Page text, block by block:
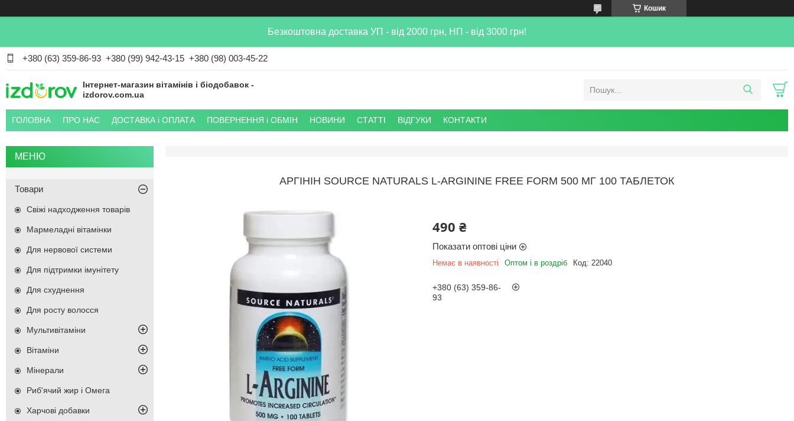
Кошик
Безкоштовна доставка УП - від 2000 грн, НП - від 3000 грн!
+380 (63) 359-86-93 +380 (99) 942-43-15 +380 (98) 003-45-22
Інтернет-магазин вітамінів і біодобавок -
izdorov.com.ua
ГОЛОВНА ПРО НАС ДОСТАВКА і ОПЛАТА ПОВЕРНЕННЯ і ОБМІН НОВИНИ СТАТТІ ВІДГУКИ КОНТАКТИ
АРГІНІН SOURCE NATURALS L-ARGININE FREE FORM 500 МГ 100 ТАБЛЕТОК
490 ₴
Показати оптові ціни
Немає в наявності Оптом і в роздріб Код: 22040
+380 (63) 359-86-
93
Товари
Свіжі надходження товарів
Мармеладні вітамінки
Для нервової системи
Для підтримки імунітету
Для схуднення
Для росту волосся
Мультивітаміни
Вітаміни
Мінерали
Риб'ячий жир і Омега
Харчові добавки